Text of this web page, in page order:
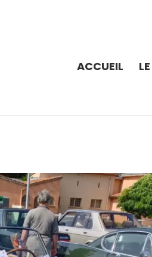
ACCUEIL